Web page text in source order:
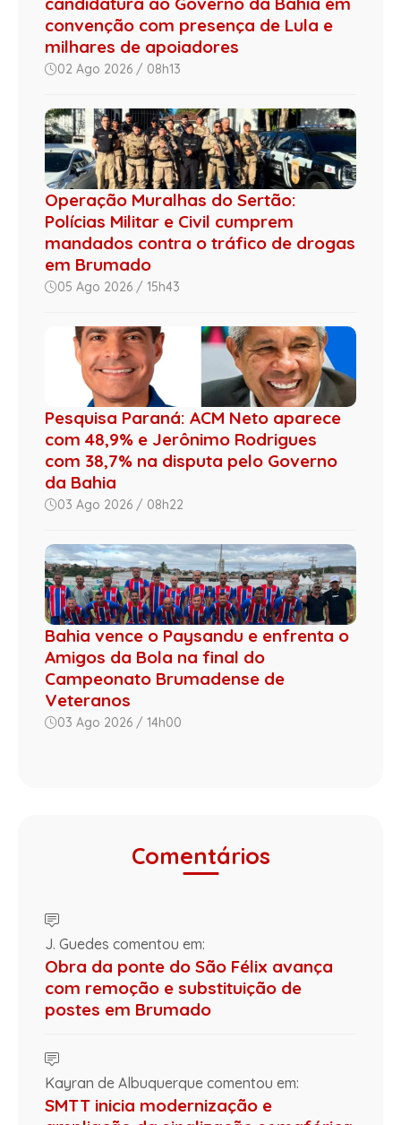
convenção com presença de Lula e
milhares de apoiadores
02 Ago 2026 / 08h13
Operação Muralhas do Sertão:
Polícias Militar e Civil cumprem
mandados contra o tráfico de drogas
em Brumado
05 Ago 2026 / 15h43
Pesquisa Paraná: ACM Neto aparece
com 48,9% e Jerônimo Rodrigues
com 38,7% na disputa pelo Governo
da Bahia
03 Ago 2026 / 08h22
Bahia vence o Paysandu e enfrenta o
Amigos da Bola na final do
Campeonato Brumadense de
Veteranos
03 Ago 2026 / 14h00
Comentários
J. Guedes comentou em:
Obra da ponte do São Félix avança
com remoção e substituição de
postes em Brumado
Kayran de Albuquerque comentou em:
SMTT inicia modernização e